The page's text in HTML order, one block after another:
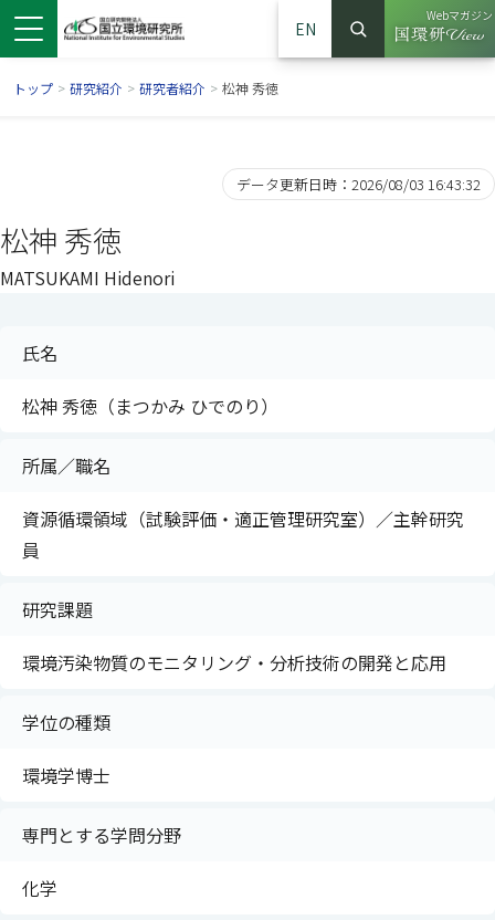
ウで開きます）
ンドウで開きます）
ウインドウで開きます）
EN
サイト内検索
検索
Webマガジン
（別ウイ
トップ > 研究紹介 > 研究者紹介 > 松神 秀徳
データ更新日時：2026/08/03 16:43:32
松神 秀徳
MATSUKAMI Hidenori
氏名
松神 秀徳（まつかみ ひでのり）
所属／職名
資源循環領域（試験評価・適正管理研究室）／主幹研究
員
研究課題
環境汚染物質のモニタリング・分析技術の開発と応用
学位の種類
環境学博士
専門とする学問分野
化学